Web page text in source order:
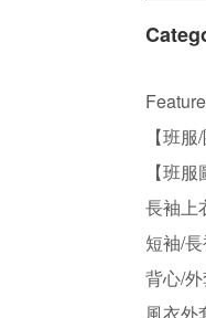
【班服
【班
長袖上
短袖/
背心/